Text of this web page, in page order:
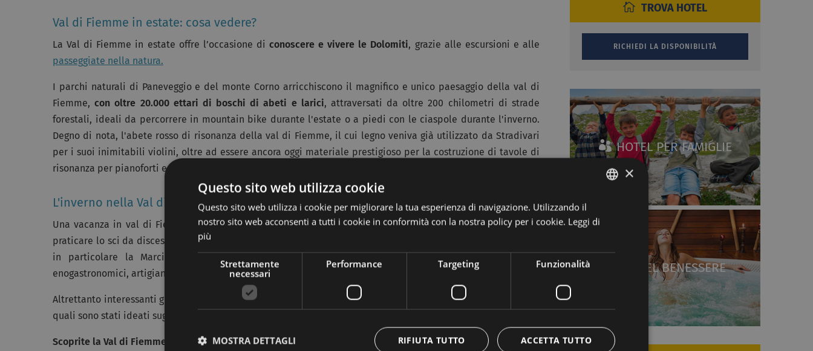
TROVA HOTEL
HOTEL PER FAMIGLIE
HOTEL BENESSERE
Val di Fiemme in estate: cosa vedere?
La Val di Fiemme in estate offre l’occasione di conoscere e vivere le Dolomiti, grazie alle escursioni e alle
passeggiate nella natura.
I parchi naturali di Paneveggio e del monte Corno arricchiscono il magnifico e unico paesaggio della val di
Fiemme,con oltre 20.000 ettari di boschi di abeti e larici, attraversati da oltre 200 chilometri di strade
forestali, ideali da percorrere in mountain bike durante l'estate o a piedi con le ciaspole durante l'inverno.
Degno di nota, l'abete rosso di risonanza della val di Fiemme, il cui legno veniva già utilizzato da Stradivari
per i suoi inimitabili violini, oltre ad essere ancora oggi materiale prestigioso per la costruzione di tavole di
risonanza per pianoforti e altri strumenti musicali.
L'inverno nella Val di Fiemme: sci, natura e relax
Una vacanza in val di Fiemme vuol dire anche 105 km di piste per lo sci di fondo , 110 km di tracciati per
praticare lo sci da discesa e lo snowboard, e
in particolare la Marcialonga, conosciuta in tutto il mondo - eventi culturali e musicali, itinerari
enogastronomici, artigianato, musei, e un ricco patrimonio storico di architettura civile e religiosa.
Altrettanto interessanti gli affreschi che decorano le facciate delle caratteristiche abitazioni fiemmesi, per le
quali sono stati ideati suggestivi
Scoprite la Val di Fiemme , vivete una vacanza indimenticabile nella natura!
GERMAN
×
Questo sito web utilizza cookie
Questo sito web utilizza i cookie per migliorare la tua esperienza di navigazione. Utilizzando il
nostro sito web acconsenti a tutti i cookie in conformità con la nostra policy per i cookie. Leggi di
più
Strettamente
necessari
Performance Targeting Funzionalità
ACCETTA TUTTO
RIFIUTA TUTTO
MOSTRA DETTAGLI